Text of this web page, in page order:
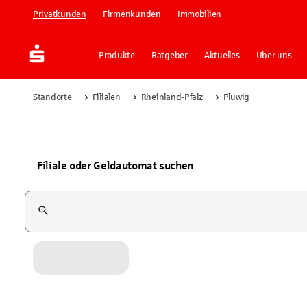
Privatkunden Firmenkunden Immobilien
Produkte Ratgeber Aktuelles Über uns
Standorte Filialen Rheinland-Pfalz Pluwig
Filiale oder Geldautomat suchen
Suchfeld